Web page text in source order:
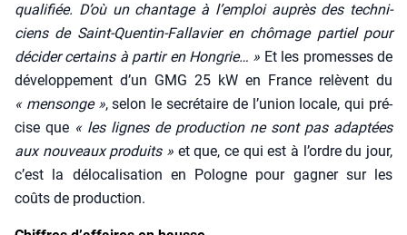
qua­li­fiée. D’où un chan­tage à l’emploi auprès des tech­ni­
ciens de Saint-Quen­tin-Fal­la­vier en chô­mage par­tiel pour
déci­der cer­tains à par­tir en Hon­grie… » Et les pro­messes de
déve­lop­pe­ment d’un GMG 25 kW en France relèvent du
« men­songe », selon le secré­taire de l’u­nion locale, qui pré­
cise que « les lignes de pro­duc­tion ne sont pas adap­tées
aux nou­veaux pro­duits » et que, ce qui est à l’ordre du jour,
c’est la délo­ca­li­sa­tion en Pologne pour gagner sur les
coûts de pro­duc­tion.